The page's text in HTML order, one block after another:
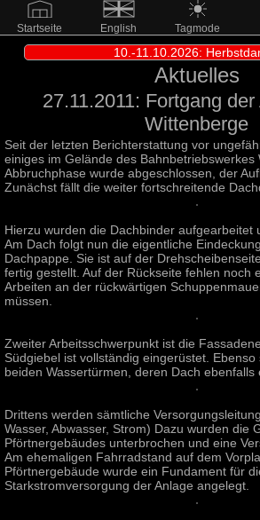
Startseite English Tagmode
10.-11.10.2026:
Aktuelles
27.11.2011: Fortgang
Wittenberge
Seit der letzten Berichterstattung vor
einiges im Gelände des Bahnbetriebswerkes
Abbruchphase wurde abgeschlossen, der
Zunächst fällt die weiter fortschreitende
Hierzu wurden die Dachbinder aufgearbeitet
Am Dach folgt nun die eigentliche
Dachpappe. Sie ist auf der
fertig gestellt. Auf der Rückseite fehlen noch
Arbeiten an der rückwärtigen
müssen.
Zweiter Arbeitsschwerpunkt ist die
Südgiebel ist vollständig eingerüstet.
beiden Wassertürmen, deren Dach ebenfalls
Drittens werden sämtliche
Wasser, Abwasser, Strom) Dazu wurden die
Pförtnergebäudes unterbrochen und eine
Am ehemaligen Fahrradstand auf dem
Pförtnergebäude wurde ein Fundament für
Starkstromversorgung der Anlage angelegt.